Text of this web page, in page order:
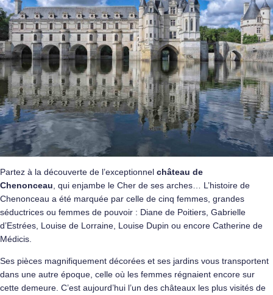
Partez à la découverte de l’exceptionnel château de
Chenonceau, qui enjambe le Cher de ses arches… L’histoire de
Chenonceau a été marquée par celle de cinq femmes, grandes
séductrices ou femmes de pouvoir : Diane de Poitiers, Gabrielle
d’Estrées, Louise de Lorraine, Louise Dupin ou encore Catherine de
Médicis.
Ses pièces magnifiquement décorées et ses jardins vous transportent
dans une autre époque, celle où les femmes régnaient encore sur
cette demeure. C’est aujourd’hui l’un des châteaux les plus visités de